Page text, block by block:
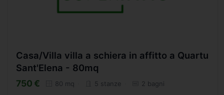
Casa/Villa villa a schiera in affitto a Quartu
Sant'Elena - 80mq
750 € 80 mq 5 stanze 2 bagni